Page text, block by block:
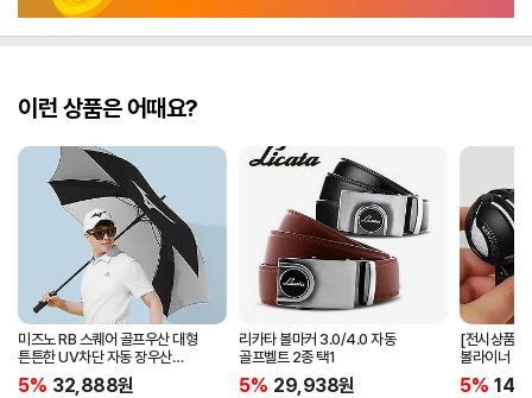
이런 상품은 어때요?
미즈노 RB 스퀘어 골프우산 대형
튼튼한 UV차단 자동 장우산
5LKY22100
5% 32,888원
리카타 볼마커 3.0/4.0 자동
골프벨트 2종 택1
5% 29,938원
[전시상품]
볼라이너 +
5%